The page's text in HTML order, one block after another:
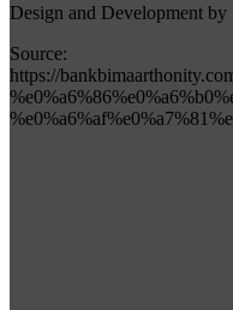
Design and Development by
Source:
https://